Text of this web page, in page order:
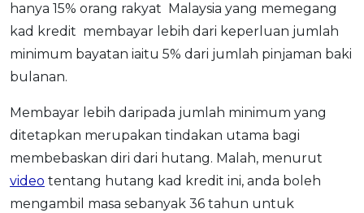
hanya 15% orang rakyat Malaysia yang memegang
kad kredit membayar lebih dari keperluan jumlah
minimum bayatan iaitu 5% dari jumlah pinjaman baki
bulanan.
Membayar lebih daripada jumlah minimum yang
ditetapkan merupakan tindakan utama bagi
membebaskan diri dari hutang. Malah, menurut
video tentang hutang kad kredit ini, anda boleh
mengambil masa sebanyak 36 tahun untuk